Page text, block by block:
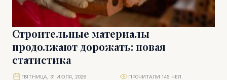
Строительные материалы
продолжают дорожать: новая
статистика
ПЯТНИЦА, 31 ИЮЛЯ, 2026 ПРОЧИТАЛИ 145 ЧЕЛ.